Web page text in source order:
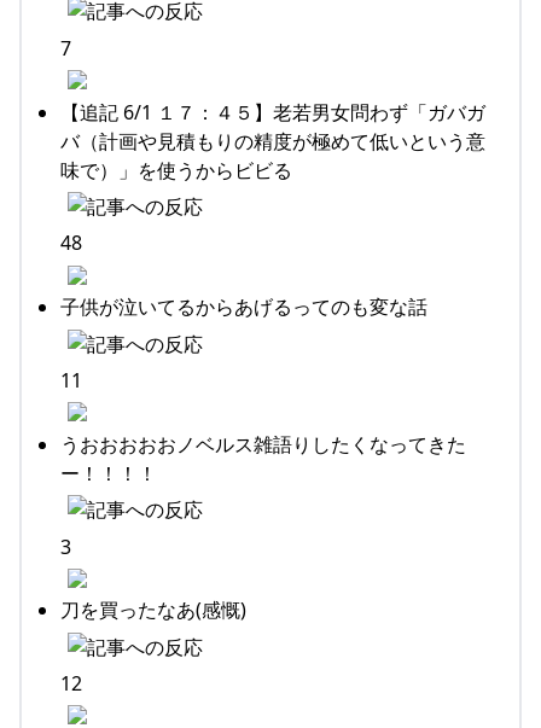
7
【追記 6/1 １７：４５】老若男女問わず「ガバガ
バ（計画や見積もりの精度が極めて低いという意
味で）」を使うからビビる
48
子供が泣いてるからあげるってのも変な話
11
うおおおおおノベルス雑語りしたくなってきた
ー！！！！
3
刀を買ったなあ(感慨)
12